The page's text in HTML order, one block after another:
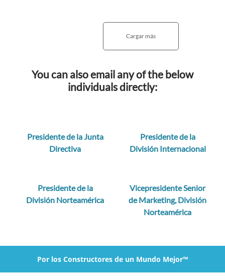
You can also email any of the below
individuals directly:
Presidente de la Junta
Directiva
Presidente de la
División Internacional
Presidente de la
División Norteamérica
Vicepresidente Senior
de Marketing, División
Norteamérica
Por los Constructores de un Mundo Mejor™